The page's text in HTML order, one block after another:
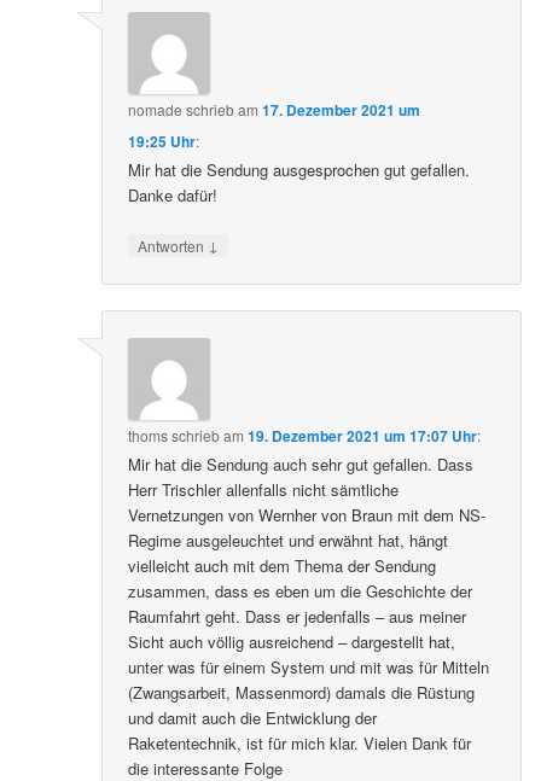
nomade schriebam17. Dezember 2021 um
19:25 Uhr:
Mir hat die Sendung ausgesprochen gut gefallen.
Danke dafür!
Antworten ↓
thomsschriebam19. Dezember 2021 um 17:07 Uhr:
Mir hat die Sendung auch sehr gut gefallen. Dass
Herr Trischler allenfalls nicht sämtliche
Vernetzungen von Wernher von Braun mit dem NS-
Regime ausgeleuchtet und erwähnt hat, hängt
vielleicht auch mit dem Thema der Sendung
zusammen, dass es eben um die Geschichte der
Raumfahrt geht. Dass er jedenfalls – aus meiner
Sicht auch völlig ausreichend – dargestellt hat,
unter was für einem System und mit was für Mitteln
(Zwangsarbeit, Massenmord) damals die Rüstung
und damit auch die Entwicklung der
Raketentechnik, ist für mich klar. Vielen Dank für
die interessante Folge